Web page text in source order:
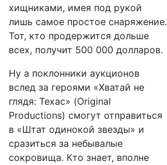
хищниками, имея под рукой
лишь самое простое снаряжение.
Тот, кто продержится дольше
всех, получит 500 000 долларов.
Ну а поклонники аукционов
вслед за героями «Хватай не
глядя: Техас» (Original
Productions) смогут отправиться
в «Штат одинокой звезды» и
сразиться за небывалые
сокровища. Кто знает, вполне